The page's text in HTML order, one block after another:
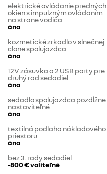
elektrické ovládanie predných
okien s impulzným ovládaním
na strane vodiča
áno
kozmetické zrkadlo v slnečnej
clone spolujazdca
áno
12V zásuvka a 2 USB porty pre
druhý rad sedadiel
áno
sedadlo spolujazdca pozdĺžne
nastaviteľné
áno
textilná podlaha nákladového
priestoru
áno
bez 3. rady sedadiel
-800 €voliteľné